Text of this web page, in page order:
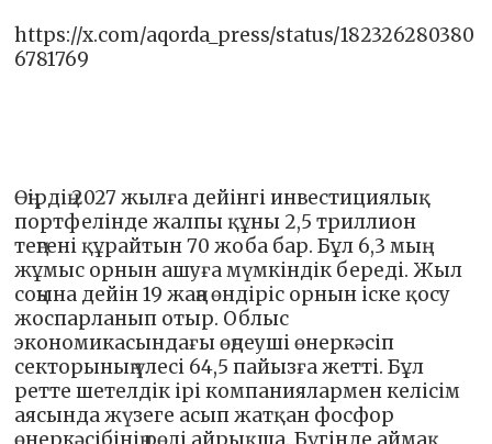
https://x.com/aqorda_press/status/182326280380
6781769
Өңірдің 2027 жылға дейінгі инвестициялық
портфелінде жалпы құны 2,5 триллион
теңгені құрайтын 70 жоба бар. Бұл 6,3 мың
жұмыс орнын ашуға мүмкіндік береді. Жыл
соңына дейін 19 жаңа өндіріс орнын іске қосу
жоспарланып отыр. Облыс
экономикасындағы өңдеуші өнеркәсіп
секторының үлесі 64,5 пайызға жетті. Бұл
ретте шетелдік ірі компаниялармен келісім
аясында жүзеге асып жатқан фосфор